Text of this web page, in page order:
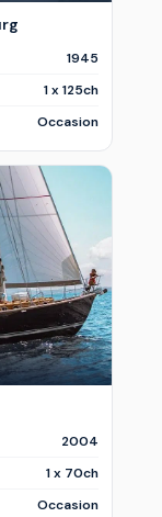
1945
1 x 125ch
Occasion
2004
1 x 70ch
Occasion